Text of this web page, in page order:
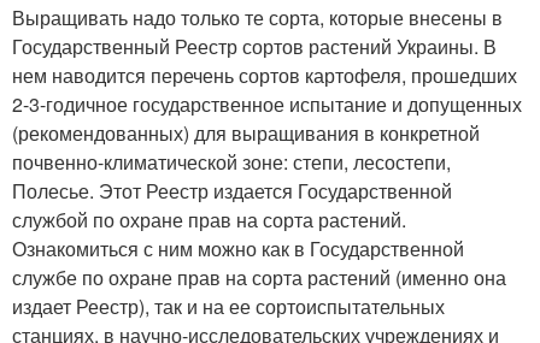
Выращивать надо только те сорта, которые внесены в
Государственный Реестр сортов растений Украины. В
нем наводится перечень сортов картофеля, прошедших
2-3-годичное государственное испытание и допущенных
(рекомендованных) для выращивания в конкретной
почвенно-климатической зоне: степи, лесостепи,
Полесье. Этот Реестр издается Государственной
службой по охране прав на сорта растений.
Ознакомиться с ним можно как в Государственной
службе по охране прав на сорта растений (именно она
издает Реестр), так и на ее сортоиспытательных
станциях, в научно-исследовательских учреждениях и